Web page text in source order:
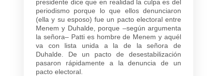
presidente dice que en realidad la culpa es del
periodismo porque lo que ellos denunciaron
(ella y su esposo) fue un pacto electoral entre
Menem y Duhalde, porque –según argumenta
la señora– Patti es hombre de Menem y aquél
va con lista unida a la de la señora de
Duhalde. De un pacto de desestabilización
pasaron rápidamente a la denuncia de un
pacto electoral.